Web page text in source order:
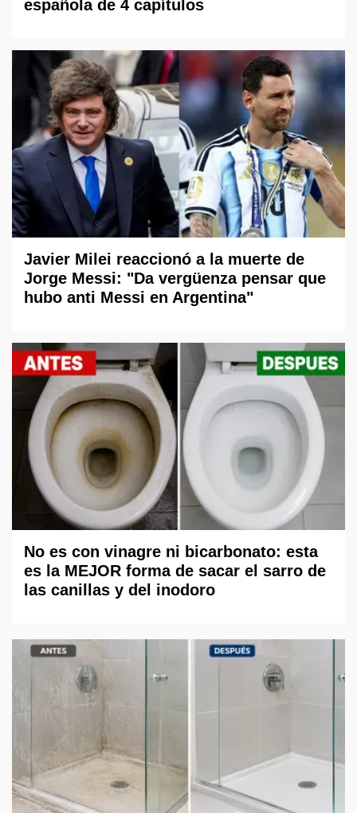
española de 4 capítulos
Javier Milei reaccionó a la muerte de
Jorge Messi: "Da vergüenza pensar que
hubo anti Messi en Argentina"
No es con vinagre ni bicarbonato: esta
es la MEJOR forma de sacar el sarro de
las canillas y del inodoro